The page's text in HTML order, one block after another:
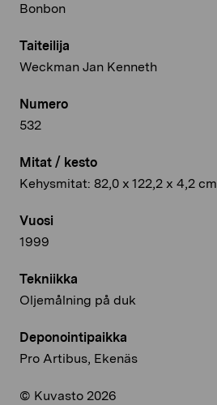
Bonbon
Taiteilija
Weckman Jan Kenneth
Numero
532
Mitat / kesto
Kehysmitat: 82,0 x 122,2 x 4,2 cm
Vuosi
1999
Tekniikka
Oljemålning på duk
Deponointipaikka
Pro Artibus, Ekenäs
© Kuvasto 2026